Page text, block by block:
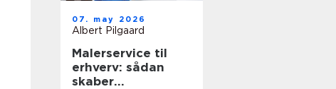
07. may 2026
Albert Pilgaard
Malerservice til
erhverv: sådan
skaber